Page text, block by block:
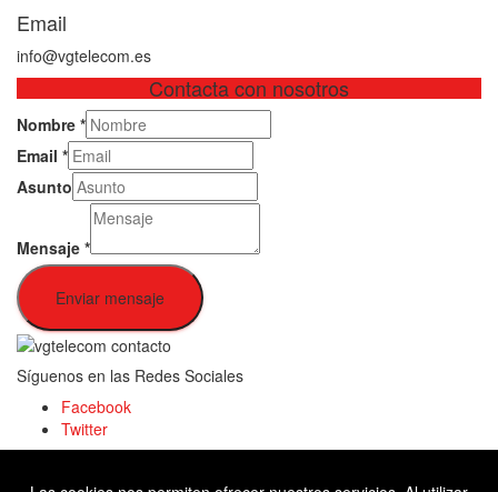
Email
info@vgtelecom.es
Contacta con nosotros
Nombre *
Email *
Asunto
Mensaje *
Enviar mensaje
Síguenos en las Redes Sociales
Facebook
Twitter